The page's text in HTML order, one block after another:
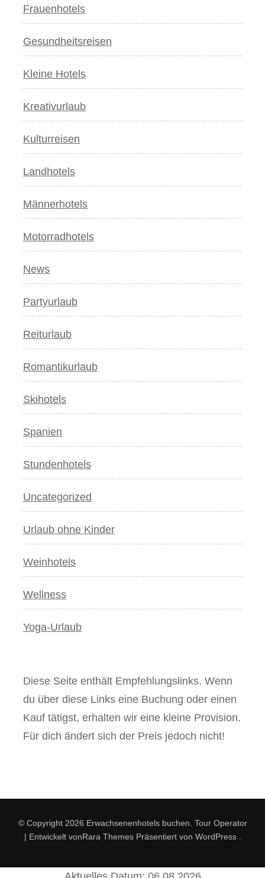
Frauenhotels
Gesundheitsreisen
Kleine Hotels
Kreativurlaub
Kulturreisen
Landhotels
Männerhotels
Motorradhotels
News
Partyurlaub
Reiturlaub
Romantikurlaub
Skihotels
Spanien
Stundenhotels
Uncategorized
Urlaub ohne Kinder
Weinhotels
Wellness
Yoga-Urlaub
Diese Seite enthält Empfehlungslinks. Wenn
du über diese Links eine Buchung oder einen
Kauf tätigst, erhalten wir eine kleine Provision.
Für dich ändert sich der Preis jedoch nicht!
© Copyright 2026 Erwachsenenhotels buchen Tour Operator
| Entwickelt vonRara ThemesPräsentiert von WordPress.